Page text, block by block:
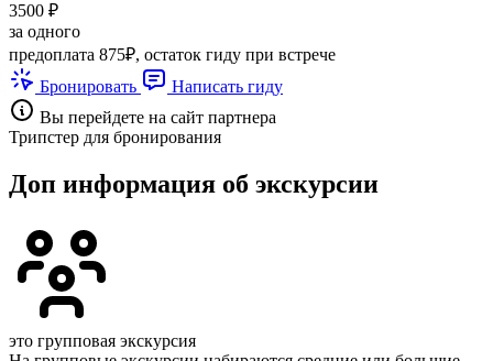
3500 ₽
за одного
предоплата 875₽, остаток гиду при встрече
Бронировать
Написать гиду
Вы перейдете на сайт партнера
Трипстер для бронирования
Доп информация об экскурсии
это групповая экскурсия